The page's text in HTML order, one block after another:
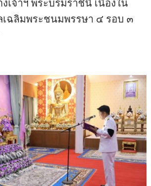
ฉลิมพระชนมพรรษา ๔ รอบ ๓